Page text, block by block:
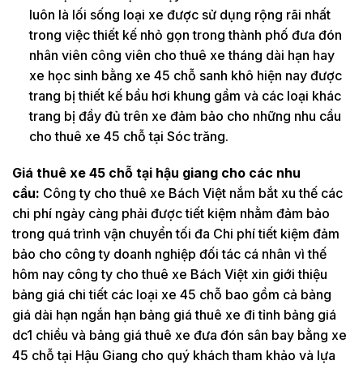
luôn là lối sống loại xe được sử dụng rộng rãi nhất
trong việc thiết kế nhỏ gọn trong thành phố đưa đón
nhân viên công viên cho thuê xe tháng dài hạn hay
xe học sinh bằng xe 45 chỗ sanh khô hiện nay được
trang bị thiết kế bầu hơi khung gầm và các loại khác
trang bị đầy đủ trên xe đảm bảo cho những nhu cầu
cho thuê xe 45 chỗ tại Sóc trăng.
Giá thuê xe 45 chỗ tại hậu giang cho các nhu
cầu: Công ty cho thuê xe Bách Việt nắm bắt xu thế các
chi phí ngày càng phải được tiết kiệm nhằm đảm bảo
trong quá trình vận chuyển tối đa Chi phí tiết kiệm đảm
bảo cho công ty doanh nghiệp đối tác cá nhân vì thế
hôm nay công ty cho thuê xe Bách Việt xin giới thiệu
bảng giá chi tiết các loại xe 45 chỗ bao gồm cả bảng
giá dài hạn ngắn hạn bảng giá thuê xe đi tỉnh bảng giá
dc1 chiều và bảng giá thuê xe đưa đón sân bay bằng xe
45 chỗ tại Hậu Giang cho quý khách tham khảo và lựa